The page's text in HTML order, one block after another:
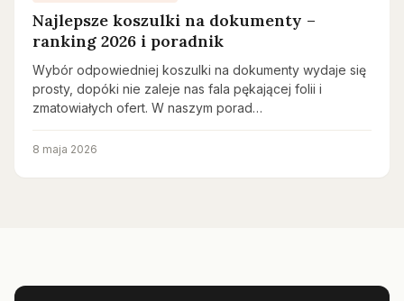
Najlepsze koszulki na dokumenty –
ranking 2026 i poradnik
Wybór odpowiedniej koszulki na dokumenty wydaje się
prosty, dopóki nie zaleje nas fala pękającej folii i
zmatowiałych ofert. W naszym porad…
8 maja 2026